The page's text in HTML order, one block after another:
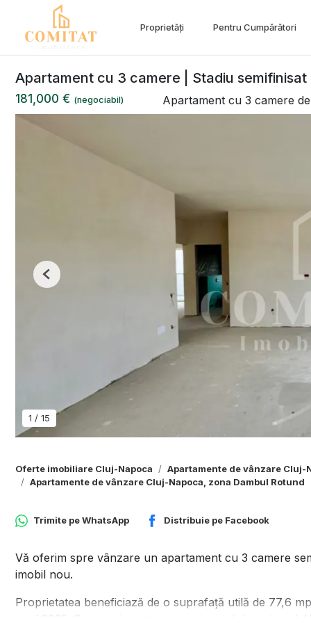
Proprietăți Pentru Cumpărători
Apartament cu 3 camere | Stadiu semifinisat
181,000 € (negociabil) Apartament cu 3 camere
1 / 15
Previous
Oferte imobiliare Cluj-Napoca
Apartamente de vânzare Cluj-
Apartamente de vânzare Cluj-Napoca, zona Dambul Rotund
Trimite peWhatsApp Distribuie pe Facebook
Vă oferim spre vânzare un apartament cu 3 camere
imobil nou.
Proprietatea beneficiază de o suprafață utilă de 77,6